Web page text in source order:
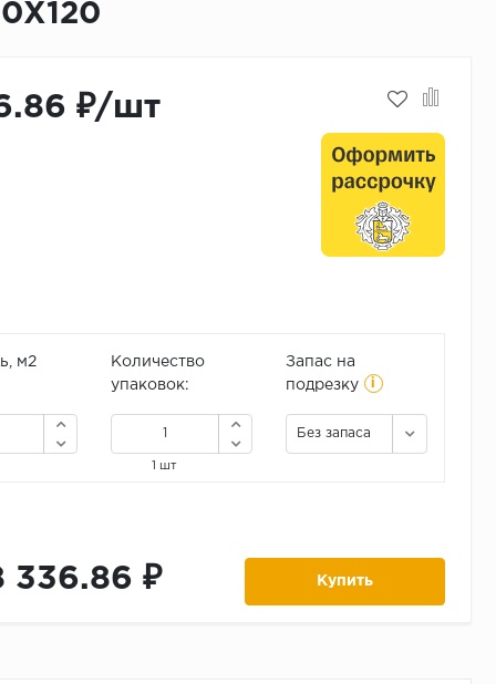
₽/шт
м2
Количество
упаковок:
1 шт
Запас на
подрезку
i
Без запаса
336.86 ₽ Купить